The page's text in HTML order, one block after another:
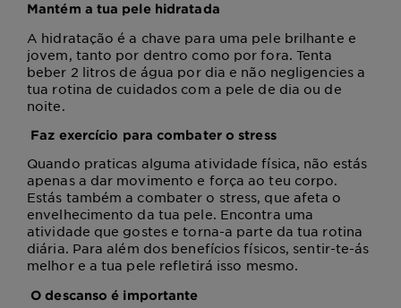
Mantém a tua pele hidratada
A hidratação é a chave para uma pele brilhante e
jovem, tanto por dentro como por fora. Tenta
beber 2 litros de água por dia e não negligencies a
tua rotina de cuidados com a pele de dia ou de
noite.
Faz exercício para combater o stress
Quando praticas alguma atividade física, não estás
apenas a dar movimento e força ao teu corpo.
Estás também a combater o stress, que afeta o
envelhecimento da tua pele. Encontra uma
atividade que gostes e torna-a parte da tua rotina
diária. Para além dos benefícios físicos, sentir-te-ás
melhor e a tua pele refletirá isso mesmo.
O descanso é importante